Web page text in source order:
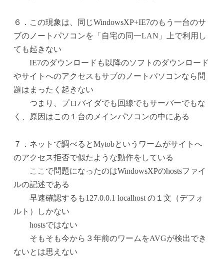
６．この現象は、同じWindowsXP+IE7のもう一台のサ
ブのノートパソコンを「自宅の同一LAN」上で利用し
ても起きない
IE7のダウンロードも以降のソフトのダウンロード
やサイトへのアクセスもサブのノートパソコンなら問
題はまったく起きない
つまり、プロバイダでも回線でもサーバーでもな
く、原因はこの１台のメインパソコンの中にある
７．ネットで調べるとMytobというワームがサイトへ
のアクセス拒否で似たような動作をしている
ここで問題になったのはWindowsXPのhostsファイ
ルの記述である
早速確認するも127.0.0.1 localhost の１文（デフォ
ルト）しかない
hostsではない
そもそも今から３年前のワームをAVGが検出でき
ないとは思えない